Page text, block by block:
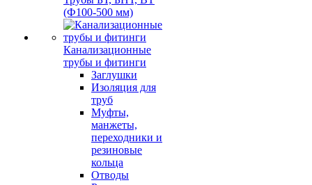
(Ф100-500 мм)
Канализационные
трубы и фитинги
Заглушки
Изоляция для
труб
Муфты,
манжеты,
переходники и
резиновые
кольца
Отводы